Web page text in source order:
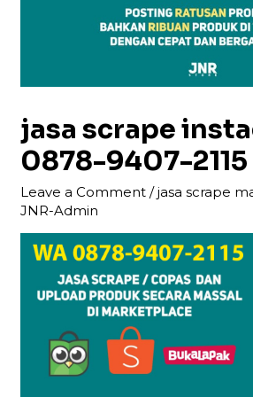
jasa scrape
0878-9407-2115
Leave a Comment /jasa scrape
JNR-Admin